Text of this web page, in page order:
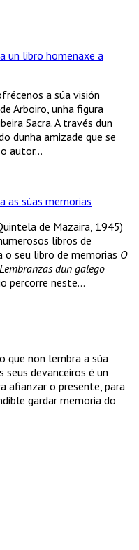
un libro homenaxe a
a súa visión
Arboiro, unha figura
Sacra. A través dun
dunha amizade que se
autor...
as súas memorias
de Mazaira, 1945)
libros de
o seu libro de memorias O
dun galego
percorre neste...
que non lembra a súa
seus devanceiros é un
afianzar o presente, para
gardar memoria do